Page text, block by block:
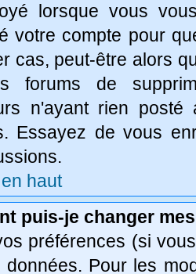
lorsque vous
votre compte pour
cas, peut-être alors
forums de
n'ayant rien
Essayez de vous
haut
puis-je changer
préférences (si
données. Pour les